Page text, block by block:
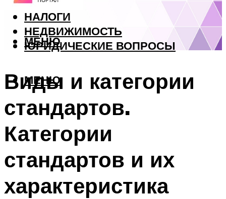
НАЛОГИ
НЕДВИЖИМОСТЬ
ЮРИДИЧЕСКИЕ ВОПРОСЫ
МЕНЮ
МЕНЮ
Виды и категории
стандартов.
Категории
стандартов и их
характеристика